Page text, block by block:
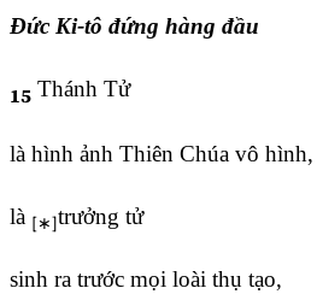
Đức Ki-tô đứng hàng đầu
15 Thánh Tử
là hình ảnh Thiên Chúa vô hình,
là trưởng tử
sinh ra trước mọi loài thụ tạo,